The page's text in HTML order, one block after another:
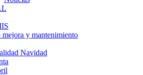
mejora y mantenimiento
Navidad